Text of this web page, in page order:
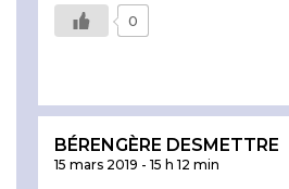
0
BÉRENGÈRE DESMETTRE
15 mars 2019 - 15 h 12 min